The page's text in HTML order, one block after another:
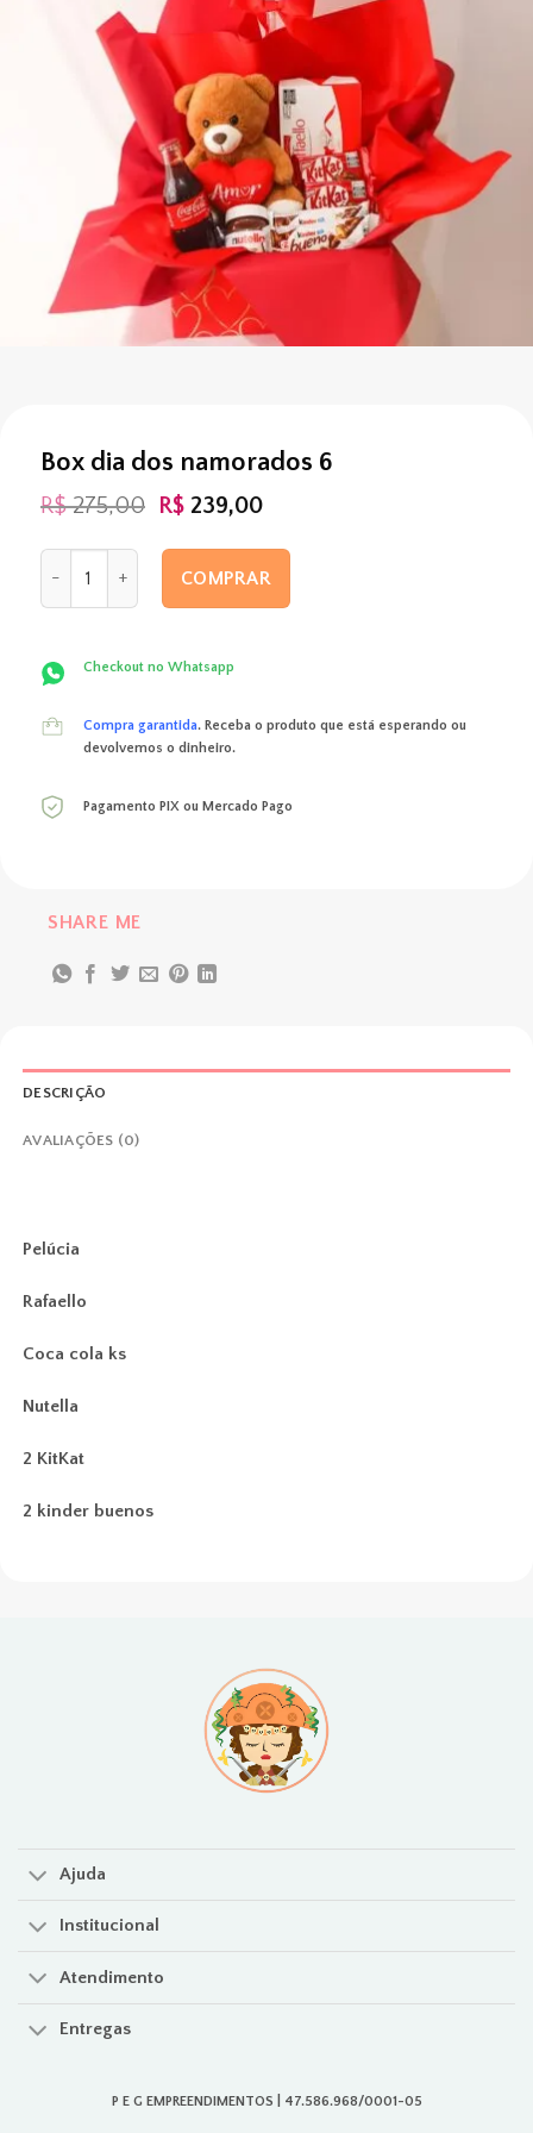
Box dia dos namorados 6
R$275,00 O
original
era:
R$ 275,00.
R$ 239,00O
atual
é:
R$ 239,00.
Box dia dos namorados 6 quantidade
COMPRAR
Checkout no Whatsapp
Compra garantida. Receba o produto que está esperando ou
devolvemos o dinheiro.
Pagamento PIX ou Mercado Pago
SHARE ME
DESCRIÇÃO
AVALIAÇÕES (0)
Pelúcia
Rafaello
Coca cola ks
Nutella
2 KitKat
2 kinder buenos
Ajuda
Institucional
Atendimento
Entregas
P E G EMPREENDIMENTOS | 47.586.968/0001-05